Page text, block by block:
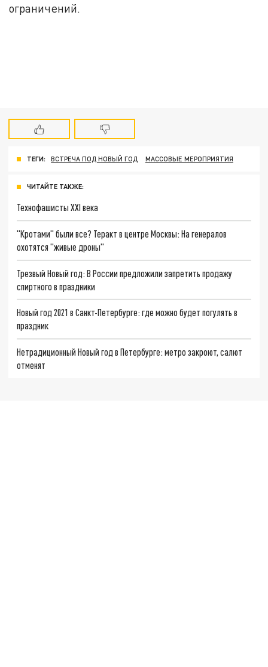
ограничений.
ТЕГИ: ВСТРЕЧА ПОД НОВЫЙ ГОД МАССОВЫЕ МЕРОПРИЯТИЯ
ЧИТАЙТЕ ТАКЖЕ:
Технофашисты XXI века
"Кротами" были все? Теракт в центре Москвы: На генералов
охотятся "живые дроны"
Трезвый Новый год: В России предложили запретить продажу
спиртного в праздники
Новый год 2021 в Санкт-Петербурге: где можно будет погулять в
праздник
Нетрадиционный Новый год в Петербурге: метро закроют, салют
отменят